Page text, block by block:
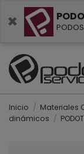
×
Inicio Materiales
dinámicos